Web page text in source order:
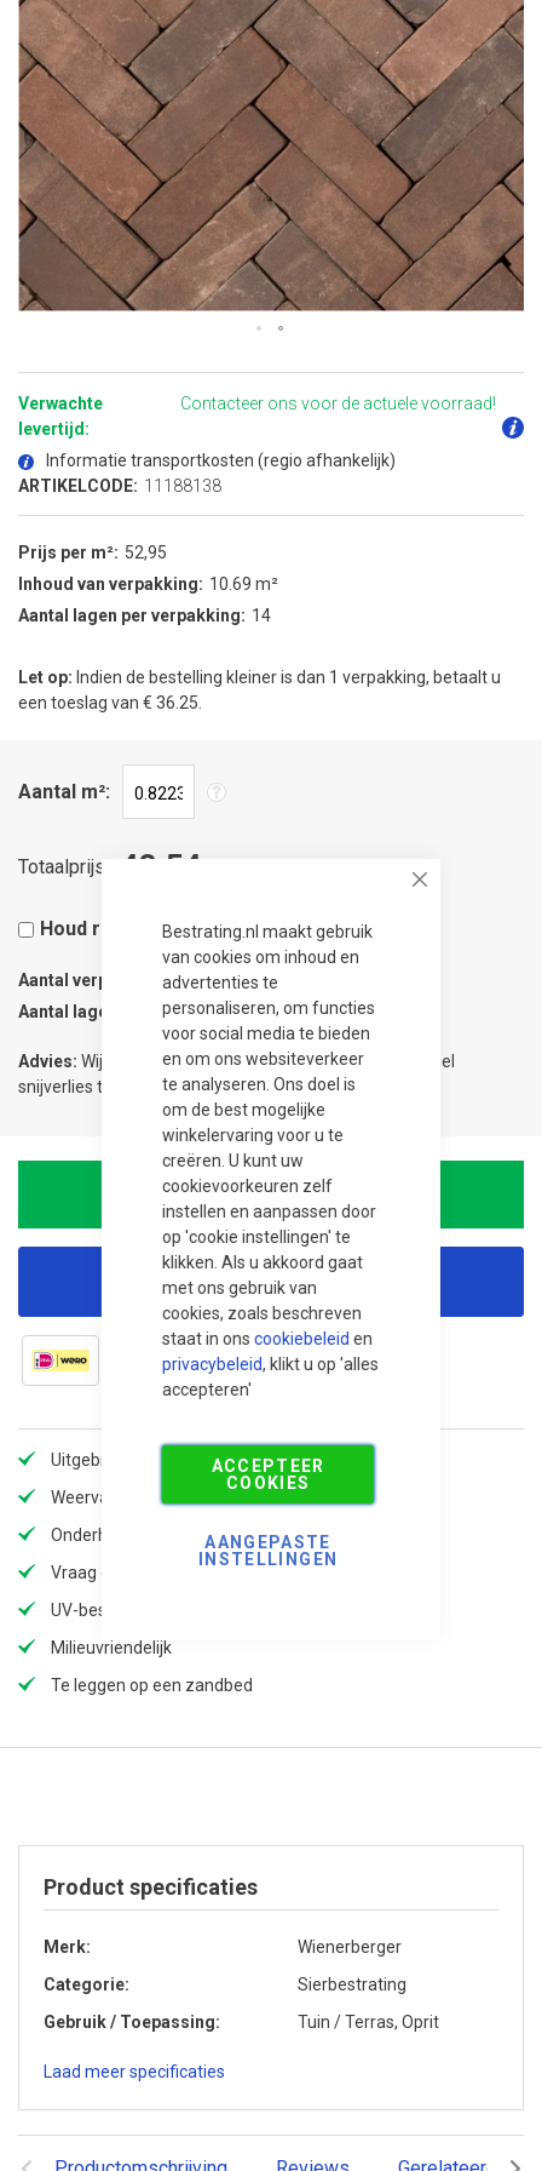
Bestrating.nl maakt gebruik
van cookies om inhoud en
advertenties te
personaliseren, om functies
voor social media te bieden
en om ons websiteverkeer
te analyseren. Ons doel is
om de best mogelijke
winkelervaring voor u te
creëren. U kunt uw
cookievoorkeuren zelf
instellen en aanpassen door
op 'cookie instellingen' te
klikken. Als u akkoord gaat
met ons gebruik van
cookies, zoals beschreven
staat in ons cookiebeleid en
privacybeleid, klikt u op 'alles
accepteren'
ACCEPTEER
COOKIES
AANGEPASTE
INSTELLINGEN
naar
begin
van
de
afbeeldingen-
gallerij
Verwachte
levertijd:
Contacteer ons voor de actuele voorraad!
Informatie transportkosten (regio afhankelijk)
ARTIKELCODE: 11188138
Prijs per m²
52,95
Inhoud van verpakking
10.69 m²
Aantal lagen per verpakking
14
Let op: Indien de bestelling kleiner is dan 1 verpakking, betaalt u
een toeslag van € 36.25.
Aantal m²
Totaalprijs 43,54
Houd rekening met 5% snijverlies
Aantal verpakkingen 0.08
Aantal lagen
Advies: Wij adviseren 5% meer te bestellen om eventueel
snijverlies te compenseren.
In Winkelwagen
Korting aanvragen
Uitgebreid assortiment
Weervast en slijtvast
Onderhoudsvriendelijk
Vraag offerte aan voor extra korting!
UV-bestendig
Milieuvriendelijk
Te leggen op een zandbed
Product specificaties
Merk
Wienerberger
Categorie
Sierbestrating
Gebruik / Toepassing
Tuin / Terras, Oprit
Laad meer specificaties